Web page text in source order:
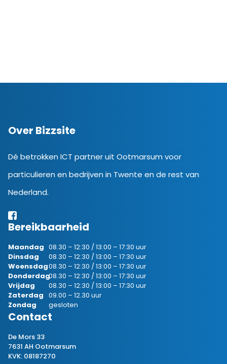
Over Bizzsite
Dé betrokken ICT partner uit Ootmarsum voor
particulieren en bedrijven in Twente en de rest van
Nederland.
Bereikbaarheid
Maandag 08.30 – 12:30 / 13:00 – 17:30 uur
Dinsdag
08.30 – 12:30 / 13:00 – 17:30 uur
Woensdag08.30 – 12:30 / 13:00 – 17:30 uur
Donderdag08.30 – 12:30 / 13:00 – 17:30 uur
Vrijdag
08.30 – 12:30 / 13:00 – 17:30 uur
Zaterdag 09.00 – 12.30 uur
Zondag
gesloten
Contact
De Mors 33
7631 AH Ootmarsum
KVK: 08187270